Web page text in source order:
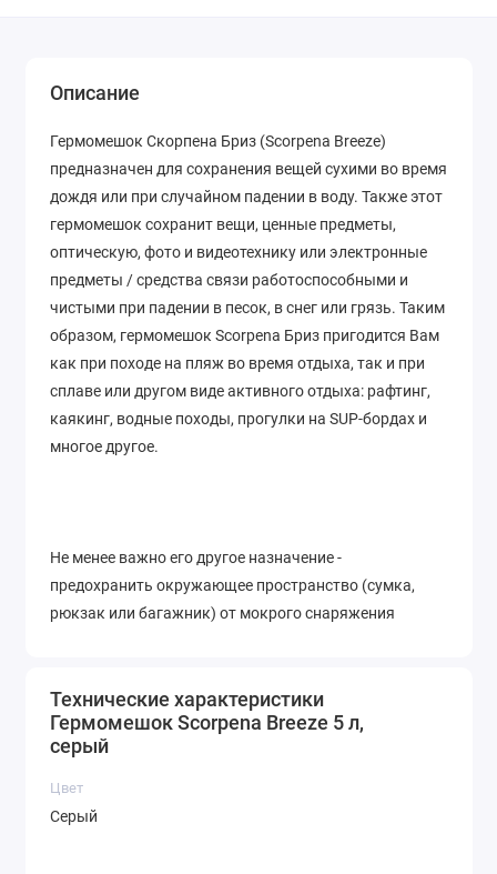
Описание
Гермомешок Скорпена Бриз (Scorpena Breeze)
предназначен для сохранения вещей сухими во время
дождя или при случайном падении в воду. Также этот
гермомешок сохранит вещи, ценные предметы,
оптическую, фото и видеотехнику или электронные
предметы / средства связи работоспособными и
чистыми при падении в песок, в снег или грязь. Таким
образом, гермомешок Scorpena Бриз пригодится Вам
как при походе на пляж во время отдыха, так и при
сплаве или другом виде активного отдыха: рафтинг,
каякинг, водные походы, прогулки на SUP-бордах и
многое другое.
Не менее важно его другое назначение -
предохранить окружающее пространство (сумка,
рюкзак или багажник) от мокрого снаряжения
транспортировки до места её разделки и
приготовления.
Технические характеристики
Гермомешок Scorpena Breeze 5 л,
серый
Цвет
Серый